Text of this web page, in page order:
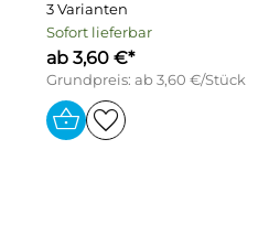
3 Varianten
Sofort lieferbar
ab 3,60 €*
Grundpreis: ab 3,60 €/Stück